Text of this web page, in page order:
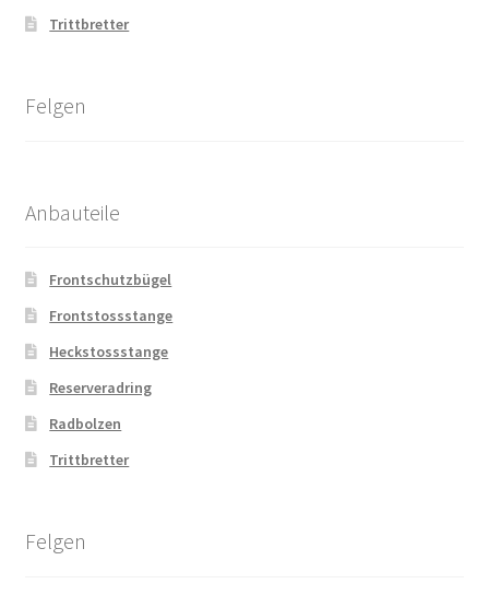
Trittbretter
Felgen
Anbauteile
Frontschutzbügel
Frontstossstange
Heckstossstange
Reserveradring
Radbolzen
Trittbretter
Felgen